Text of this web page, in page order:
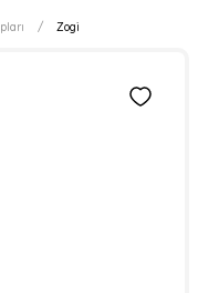
Zogi